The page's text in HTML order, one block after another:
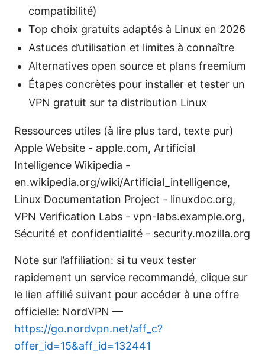
compatibilité)
Top choix gratuits adaptés à Linux en 2026
Astuces d’utilisation et limites à connaître
Alternatives open source et plans freemium
Étapes concrètes pour installer et tester un
VPN gratuit sur ta distribution Linux
Ressources utiles (à lire plus tard, texte pur)
Apple Website - apple.com, Artificial
Intelligence Wikipedia -
en.wikipedia.org/wiki/Artificial_intelligence,
Linux Documentation Project - linuxdoc.org,
VPN Verification Labs - vpn-labs.example.org,
Sécurité et confidentialité - security.mozilla.org
Note sur l’affiliation: si tu veux tester
rapidement un service recommandé, clique sur
le lien affilié suivant pour accéder à une offre
officielle: NordVPN —
https://go.nordvpn.net/aff_c?
offer_id=15&aff_id=132441